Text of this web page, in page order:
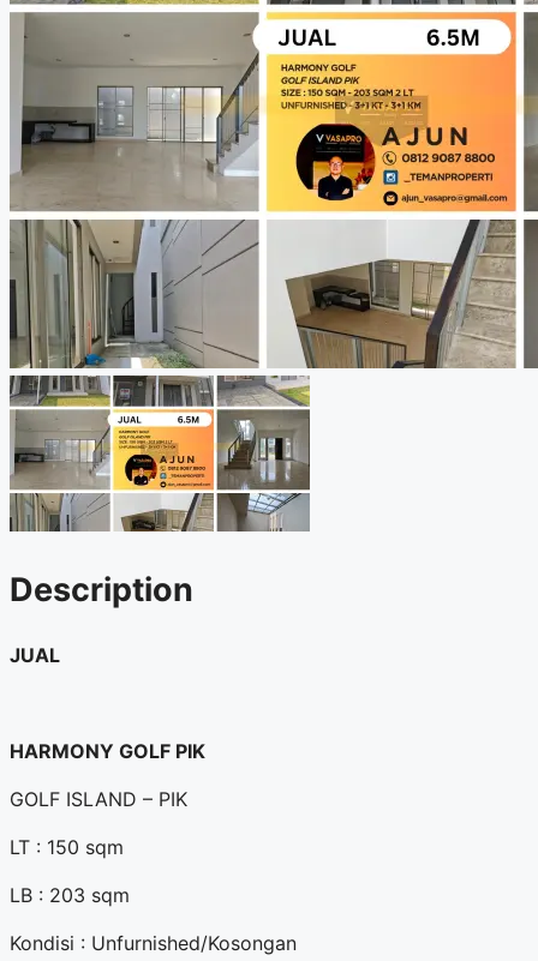
Description
JUAL
HARMONY GOLF PIK
GOLF ISLAND – PIK
LT : 150 sqm
LB : 203 sqm
Kondisi : Unfurnished/Kosongan